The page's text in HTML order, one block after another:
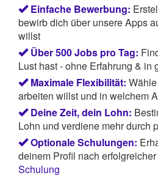
Einfache Bewerbung:
bewirb dich über unsere Apps
willst
Über 500 Jobs pro Tag:
Lust hast - ohne Erfahrung & in
Maximale Flexibilität:
arbeiten willst und in welchem
Deine Zeit, dein Lohn:
Lohn und verdiene mehr durch
Optionale Schulungen:
deinem Profil nach erfolgreicher
Schulung